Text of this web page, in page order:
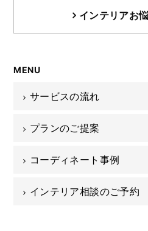
インテリアお
MENU
サービスの流れ
プランのご提案
コーディネート事例
インテリア相談のご予約